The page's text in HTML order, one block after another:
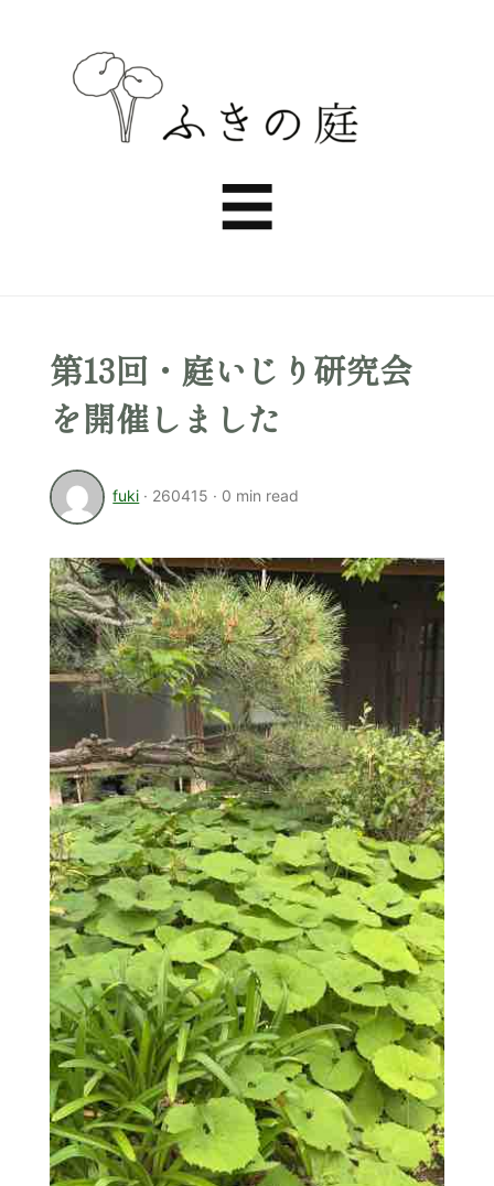
ふ
☰
第13回・庭いじり研究会
を開催しました
fuki · 260415 · 0 min read